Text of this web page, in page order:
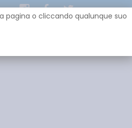
pagina o cliccando qualunque suo